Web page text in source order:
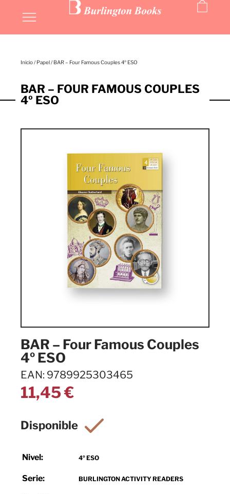
Inicio/ Papel/ BAR – Four Famous Couples 4º ESO
BAR – FOUR FAMOUS COUPLES
4º ESO
BAR – Four Famous Couples
4º ESO
EAN: 9789925303465
11,45€
Nivel: 4º ESO
Serie: BURLINGTON ACTIVITY READERS